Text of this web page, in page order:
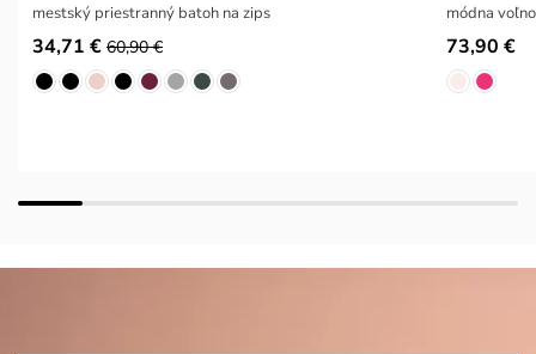
mestský priestranný batoh na zips
34,71 € 60,90 €
módna
73,90 €